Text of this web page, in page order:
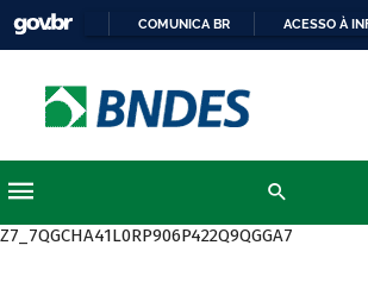
COMUNICA BR ACESSO À
Z7_7QGCHA41L0RP906P422Q9QGGA7